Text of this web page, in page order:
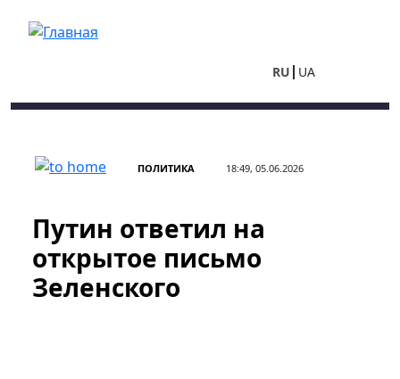
RU UA
ПОЛИТИКА 18:49, 05.06.2026
Путин ответил на
открытое письмо
Зеленского